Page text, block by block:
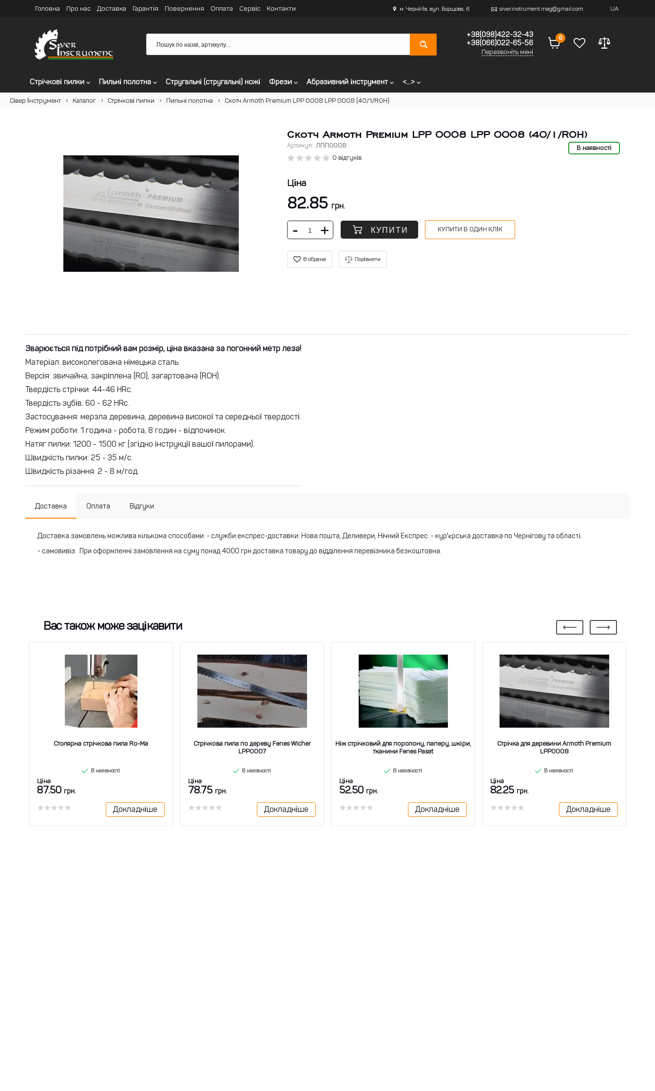
Головна Про нас Доставка Гарантія Повернення Оплата Сервіс Контакти м. Чернігів, вул. Борщова, 6 siver.instrument.mag@gmail.com UA
+38(098)422-32-43
+38(066)022-65-56
Перезвоніть мені
0
Стрічкові пилки Пильні полотна Стругальні (стругальні) ножі Фрези Абразивний інструмент <...>
Сівер Інструмент Каталог Стрічкові пилки Пильні полотна Скотч Armoth Premium LPP 0008 LPP 0008 (40/1/ROH)
Скотч Armoth Premium LPP 0008 LPP 0008 (40/1/ROH)
В наявності
Артикул: ЛПП0008
0 відгуків
Ціна
82.85 грн.
КУПИТИ КУПИТИ В ОДИН КЛІК
В обране Порівняти
Зварюється під потрібний вам розмір, ціна вказана за погонний метр леза!
Матеріал: високолегована німецька сталь.
Версія: звичайна, закріплена (RO), загартована (ROH).
Твердість стрічки: 44-46 HRc.
Твердість зубів: 60 - 62 HRc.
Застосування: мерзла деревина, деревина високої та середньої твердості.
Режим роботи: 1 година - робота, 8 годин - відпочинок.
Натяг пилки: 1200 - 1500 кг (згідно інструкції вашої пилорами).
Швидкість пилки: 25 - 35 м/с.
Швидкість різання: 2 - 8 м/год.
Доставка Оплата Відгуки
Доставка замовлень можлива кількома способами: - служби експрес-доставки: Нова пошта, Деливери, Нічний Експрес. - кур'єрська доставка по Чернігову та області.
- самовивіз. При оформленні замовлення на суму понад 4000 грн доставка товару до відділення перевізника безкоштовна.
Вас також може зацікавити
Столярна стрічкова пила Ro-Ma
В наявності
Ціна
87.50 грн.
Докладніше
Стрічкова пила по дереву Fenes Wicher
LPP0007
В наявності
Ціна
78.75 грн.
Докладніше
Ніж стрічковий для поролону, паперу, шкіри,
тканини Fenes Pasat
В наявності
Ціна
52.50 грн.
Докладніше
Стрічка для деревини Armoth Premium
LPP0008
В наявності
Ціна
82.25 грн.
Докладніше